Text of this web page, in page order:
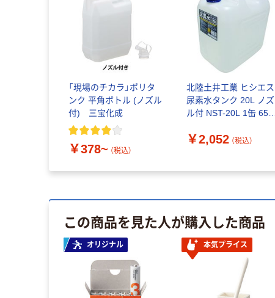
「現場のチカラ」ポリタ
ンク 平角ボトル (ノズル
付) 三宝化成
￥378~ （税込）
北陸土井工業 ヒシエス
尿素水タンク 20L ノズ
ル付 NST-20L 1缶 658-
￥2,052 （税込）
この商品を見た人が購入した商品
オリジナル 本気プライス